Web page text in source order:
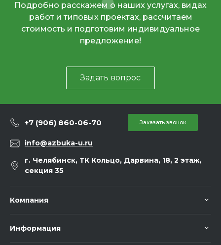
Подробно расскажем о наших услугах, видах
работ и типовых проектах, рассчитаем
стоимость и подготовим индивидуальное
предложение!
Задать вопрос
+7 (906) 860-06-70 Заказать звонок
info@azbuka-u.ru
г. Челябинск, ТК Кольцо, Дарвина, 18, 2 этаж,
секция 35
Компания
Информация